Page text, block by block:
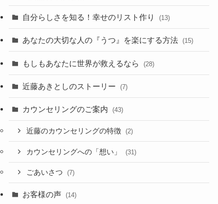
自分らしさを知る！幸せのリスト作り (13)
あなたの大切な人の『うつ』を楽にする方法 (15)
もしもあなたに世界が救えるなら (28)
近藤あきとしのストーリー (7)
カウンセリングのご案内 (43)
近藤のカウンセリングの特徴 (2)
カウンセリングへの「想い」 (31)
ごあいさつ (7)
お客様の声 (14)